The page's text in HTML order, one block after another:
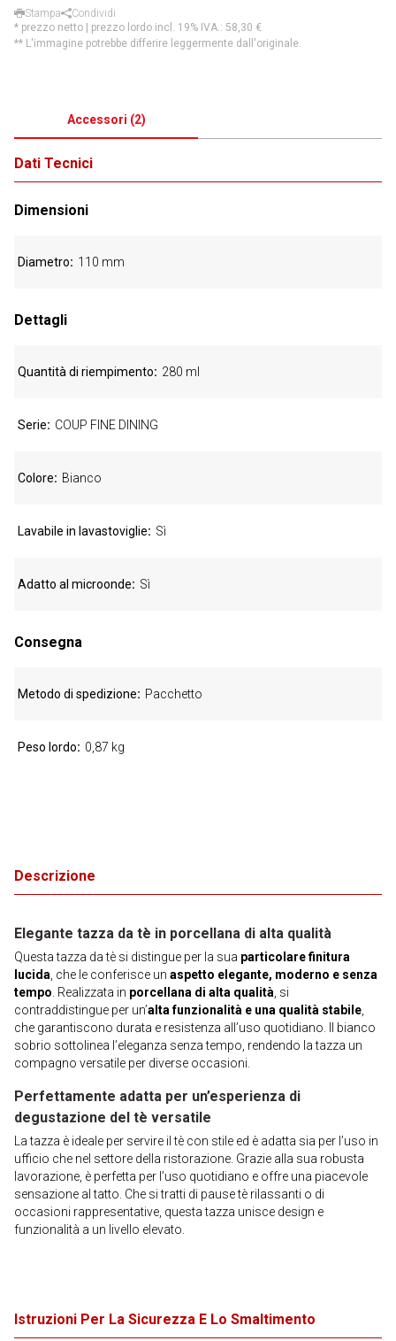
Stampa
Condividi
* prezzo netto | prezzo lordo incl. 19% IVA.: 58,30 €
** L'immagine potrebbe differire leggermente dall'originale.
Accessori (2)
Descrizione
Elegante tazza da tè in porcellana di alta qualità
Questa tazza da tè si distingue per la sua particolare finitura
lucida , che le conferisce un aspetto elegante, moderno e senza
tempo . Realizzata in porcellana di alta qualità , si
contraddistingue per un’alta funzionalità e una qualità stabile
che garantiscono durata e resistenza all’uso quotidiano. Il bianco
sobrio sottolinea l’eleganza senza tempo, rendendo la tazza un
compagno versatile per diverse occasioni.
Perfettamente adatta per un’esperienza di
degustazione del tè versatile
La tazza è ideale per servire il tè con stile ed è adatta sia per l’uso in
ufficio che nel settore della ristorazione. Grazie alla sua robusta
lavorazione, è perfetta per l’uso quotidiano e offre una piacevole
sensazione al tatto. Che si tratti di pause tè rilassanti o di
occasioni rappresentative, questa tazza unisce design e
funzionalità a un livello elevato.
Dati Tecnici
Dimensioni
Diametro 110 mm
Dettagli
Quantità di riempimento 280 ml
Serie COUP FINE DINING
Colore Bianco
Lavabile in lavastoviglie Sì
Adatto al microonde Sì
Consegna
Metodo di spedizione Pacchetto
Peso lordo 0,87 kg
Istruzioni Per La Sicurezza E Lo Smaltimento